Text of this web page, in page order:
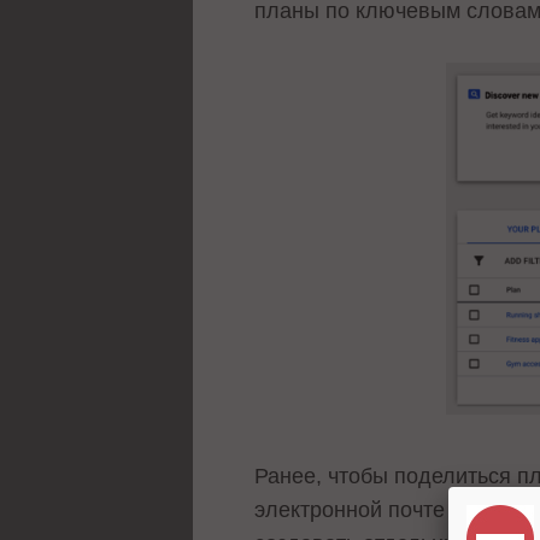
планы по ключевым словам
Ранее, чтобы поделиться
электронной почте или